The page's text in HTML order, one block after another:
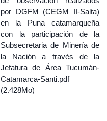
por DGFM (CEGM II-Salta)
en la Puna catamarqueña
con la participación de la
Subsecretaria de Minería de
la Nación a través de la
Jefatura de Área Tucumán-
Catamarca-Santi.pdf
(2.428Mo)